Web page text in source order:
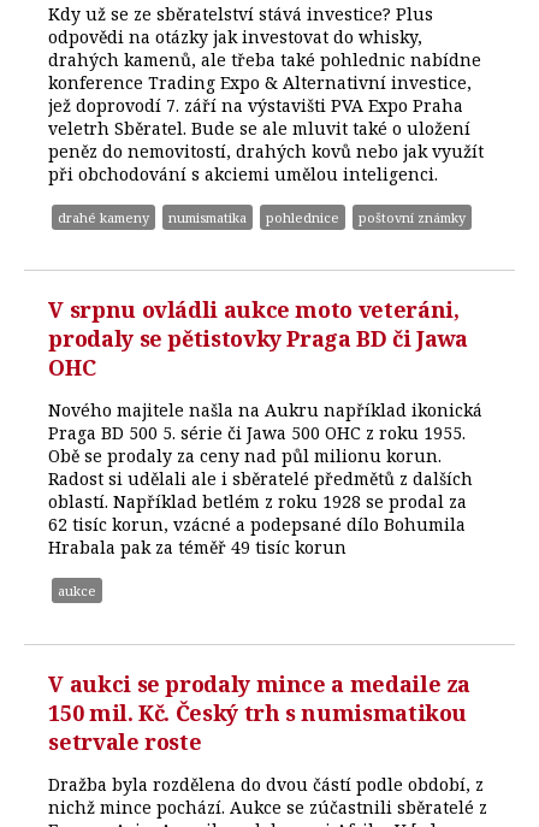
Kdy už se ze sběratelství stává investice? Plus
odpovědi na otázky jak investovat do whisky,
drahých kamenů, ale třeba také pohlednic nabídne
konference Trading Expo & Alternativní investice,
jež doprovodí 7. září na výstavišti PVA Expo Praha
veletrh Sběratel. Bude se ale mluvit také o uložení
peněz do nemovitostí, drahých kovů nebo jak využít
při obchodování s akciemi umělou inteligenci.
drahé kameny numismatika pohlednice poštovní známky
V srpnu ovládli aukce moto veteráni,
prodaly se pětistovky Praga BD či Jawa
OHC
Nového majitele našla na Aukru například ikonická
Praga BD 500 5. série či Jawa 500 OHC z roku 1955.
Obě se prodaly za ceny nad půl milionu korun.
Radost si udělali ale i sběratelé předmětů z dalších
oblastí. Například betlém z roku 1928 se prodal za
62 tisíc korun, vzácné a podepsané dílo Bohumila
Hrabala pak za téměř 49 tisíc korun
aukce
V aukci se prodaly mince a medaile za
150 mil. Kč. Český trh s numismatikou
setrvale roste
Dražba byla rozdělena do dvou částí podle období, z
nichž mince pochází. Aukce se zúčastnili sběratelé z